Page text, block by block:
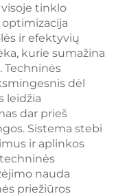
tinklo
ir efektyvių
kurie sumažina
Techninės
dėl
leidžia
dar prieš
Sistema stebi
ir aplinkos
nauda
priežiūros